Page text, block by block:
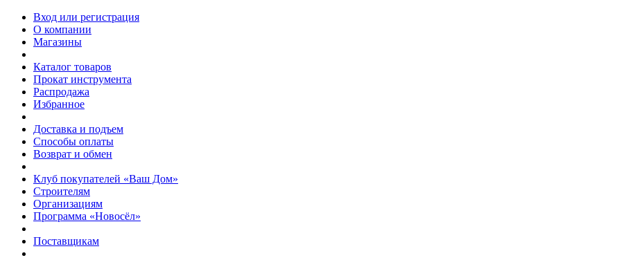
Вход или регистрация
О компании
Магазины
Каталог товаров
Прокат инструмента
Распродажа
Избранное
Доставка и подъем
Способы оплаты
Возврат и обмен
Клуб покупателей «Ваш Дом»
Строителям
Организациям
Программа «Новосёл»
Поставщикам